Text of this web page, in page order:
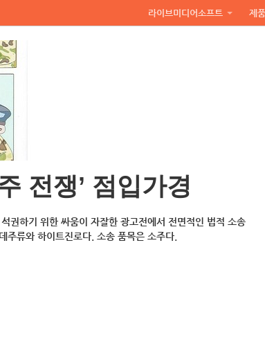
라이브미디어소프트 제
전쟁’ 점입가경
권하기 위한 싸움이 자잘한 광고전에서 전면적인 법적 소송
주류와 하이트진로다. 소송 품목은 소주다.